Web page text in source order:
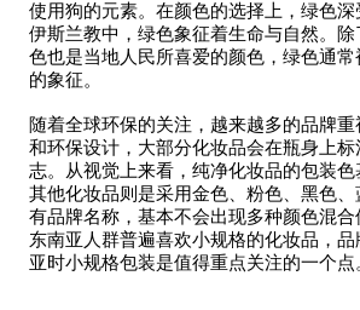
使用狗的元素。在颜色的选择上，绿色
伊斯兰教中，绿色象征着生命与自然。
色也是当地人民所喜爱的颜色，绿色通
的象征。
随着全球环保的关注，越来越多的品牌
和环保设计，大部分化妆品会在瓶身上
志。从视觉上来看，纯净化妆品的包装色
其他化妆品则是采用金色、粉色、黑色
有品牌名称，基本不会出现多种颜色混合
东南亚人群普遍喜欢小规格的化妆品，
亚时小规格包装是值得重点关注的一个点